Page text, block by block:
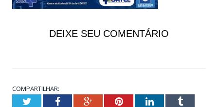
DEIXE SEU COMENTÁRIO
COMPARTILHAR:
TwitterFacebookGoogle+PinterestLinkedInTumblr